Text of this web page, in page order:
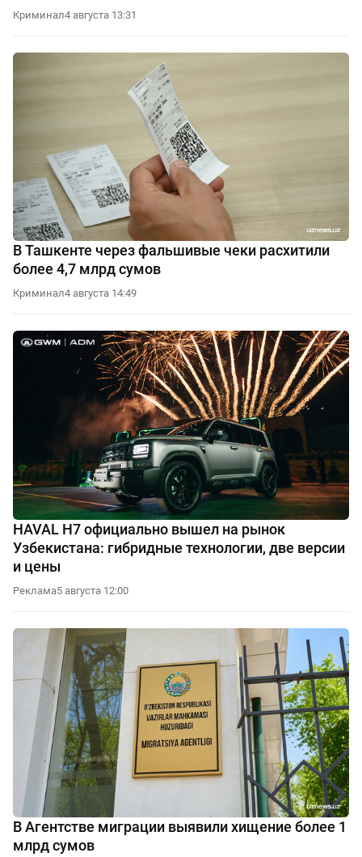
Криминал4 августа 13:31
В Ташкенте через фальшивые чеки расхитили
более 4,7 млрд сумов
Криминал4 августа 14:49
HAVAL H7 официально вышел на рынок
Узбекистана: гибридные технологии, две версии
и цены
Реклама5 августа 12:00
В Агентстве миграции выявили хищение более 1
млрд сумов